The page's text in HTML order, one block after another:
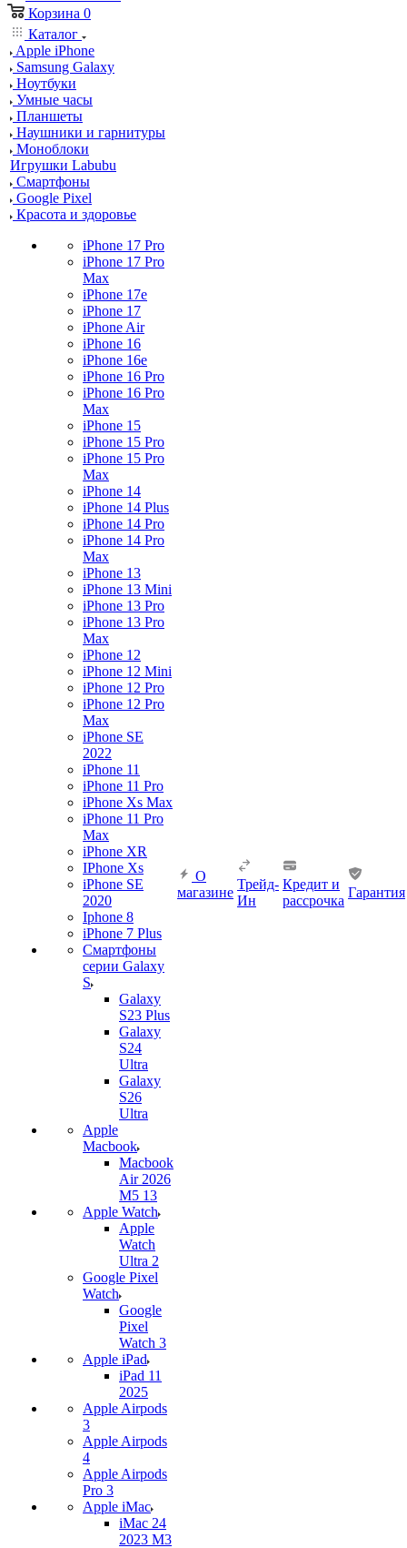
Корзина 0
Каталог
Apple iPhone
Samsung Galaxy
Ноутбуки
Умные часы
Планшеты
Наушники и гарнитуры
Моноблоки
Игрушки Labubu
Смартфоны
Google Pixel
Красота и здоровье
iPhone 17 Pro
iPhone 17 Pro
Max
iPhone 17e
iPhone 17
iPhone Air
iPhone 16
iPhone 16e
iPhone 16 Pro
iPhone 16 Pro
Max
iPhone 15
iPhone 15 Pro
iPhone 15 Pro
Max
iPhone 14
iPhone 14 Plus
iPhone 14 Pro
iPhone 14 Pro
Max
iPhone 13
iPhone 13 Mini
iPhone 13 Pro
iPhone 13 Pro
Max
iPhone 12
iPhone 12 Mini
iPhone 12 Pro
iPhone 12 Pro
Max
iPhone SE
2022
iPhone 11
iPhone 11 Pro
iPhone Xs Max
iPhone 11 Pro
Max
iPhone XR
IPhone Xs
iPhone SE
2020
Iphone 8
iPhone 7 Plus
Смартфоны
серии Galaxy
S
Galaxy
S23 Plus
Galaxy
S24
Ultra
Galaxy
S26
Ultra
Apple
Macbook
Macbook
Air 2026
M5 13
Apple Watch
Apple
Watch
Ultra 2
Google Pixel
Watch
Google
Pixel
Watch 3
Apple iPad
iPad 11
2025
Apple Airpods
3
Apple Airpods
4
Apple Airpods
Pro 3
Apple iMac
iMac 24
2023 M3
О
магазине
Трейд-
Ин
Кредит и
рассрочка
Гарантия